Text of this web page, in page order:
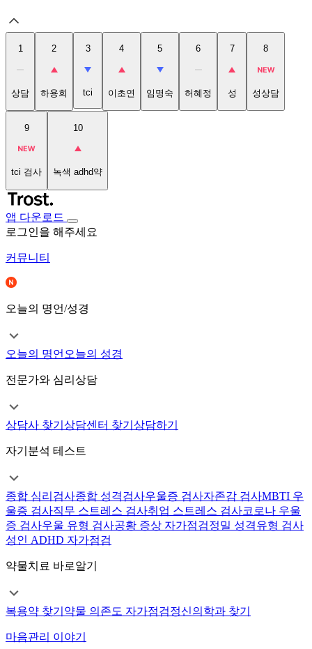
1
상담
2
하용희
3
tci
4
이초연
5
임명숙
6
허혜정
7
성
8
성상담
9
tci 검사
10
녹색 adhd약
앱 다운로드
로그인을 해주세요
커뮤니티
오늘의 명언/성경
오늘의 명언 오늘의 성경
전문가와 심리상담
상담사 찾기 상담센터 찾기 상담하기
자기분석 테스트
종합 심리검사종합 성격검사우울증 검사자존감 검사MBTI 우
울증 검사직무 스트레스 검사취업 스트레스 검사코로나 우울
증 검사우울 유형 검사공황 증상 자가점검정밀 성격유형 검사
성인 ADHD 자가점검
약물치료 바로알기
복용약 찾기 약물 의존도 자가점검정신의학과 찾기
마음관리 이야기